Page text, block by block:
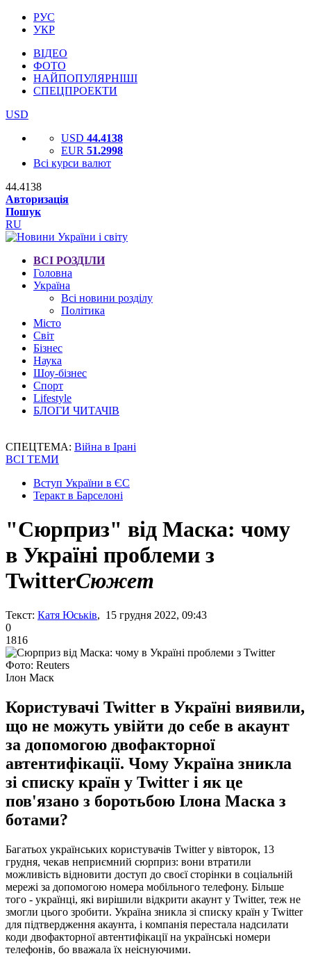
РУС
УКР
ВІДЕО
ФОТО
НАЙПОПУЛЯРНІШІ
СПЕЦПРОЕКТИ
USD
USD 44.4138
EUR 51.2998
Всі курси валют
44.4138
Авторизація
Пошук
RU
ВСІ РОЗДІЛИ
Головна
Україна
Всі новини розділу
Політика
Місто
Світ
Бізнес
Наука
Шоу-бізнес
Спорт
Lifestyle
БЛОГИ ЧИТАЧІВ
СПЕЦТЕМА: Війна в Ірані
ВСІ ТЕМИ
Вступ України в ЄС
Теракт в Барселоні
"Сюрприз" від Маска: чому
в Україні проблеми з
TwitterСюжет
Текст: Катя Юськів, 15 грудня 2022, 09:43
0
1816
Фото: Reuters
Ілон Маск
Користувачі Twitter в Україні виявили,
що не можуть увійти до себе в акаунт
за допомогою двофакторної
автентифікації. Чому Україна зникла
зі списку країн у Twitter і як це
пов'язано з боротьбою Ілона Маска з
ботами?
Багатьох українських користувачів Twitter у вівторок, 13
грудня, чекав неприємний сюрприз: вони втратили
можливість відновити доступ до своєї сторінки в соціальній
мережі за допомогою номера мобільного телефону. Більше
того - українці, які вирішили відкрити акаунт у Twitter, теж не
змогли цього зробити. Україна зникла зі списку країн у Twitter
для підтвердження акаунта, і компанія перестала надсилати
коди двофакторної автентифікації на українські номери
телефонів, бо вважала їх неіснуючими.